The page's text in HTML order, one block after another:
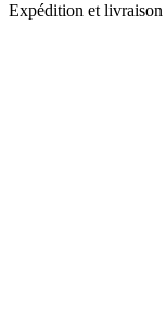
Expédition et livraison